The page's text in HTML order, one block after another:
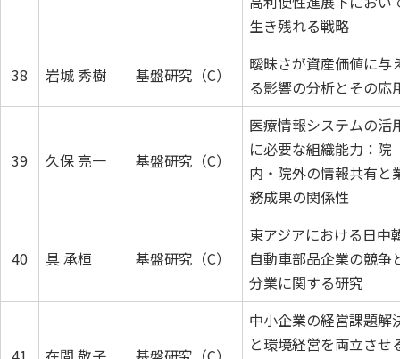
生き残れる戦略
38 岩城 秀樹 基盤研究（C）
曖昧さが資産価値に与
る影響の分析とその応
39 久保 亮一 基盤研究（C）
医療情報システムの活
に必要な組織能力：院
内・院外の情報共有と
務成果の関係性
40 具 承桓 基盤研究（C）
東アジアにおける日中
自動車部品企業の競争
分業に関する研究
中小企業の経営課題解
と環境経営を両立させ